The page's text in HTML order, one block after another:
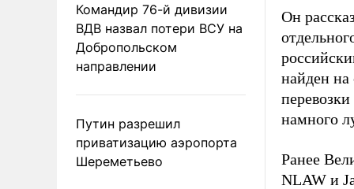
Командир 76-й дивизии
ВДВ назвал потери ВСУ на
Добропольском
направлении
Путин разрешил
приватизацию аэропорта
Шереметьево
Он
найден
намного
Ранее
NLAW и